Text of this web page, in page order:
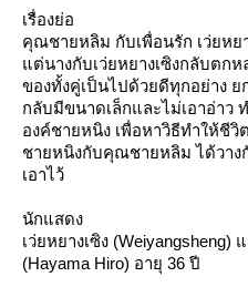
เรื่องย่อ
คุณชายหลิม กับเพื่อนรัก เว่ยหย
ต่นางกับเว่ยหยางเซิงกลับตก
ของทั้งคู่เป็นไปด้วยดีทุกอย่าง ย
กลับมีขนาดเล็กและไม่เอาอ่าว
องค์ชายหนิง เพื่อหาวิธีทำให้ชี
ชายหนิงกับคุณชายหลิม ได้วาง
เอาไว้
นักแสดง
เว่ยหยางเซิง (Weiyangsheng)
(Hayama Hiro) อายุ 36 ปี